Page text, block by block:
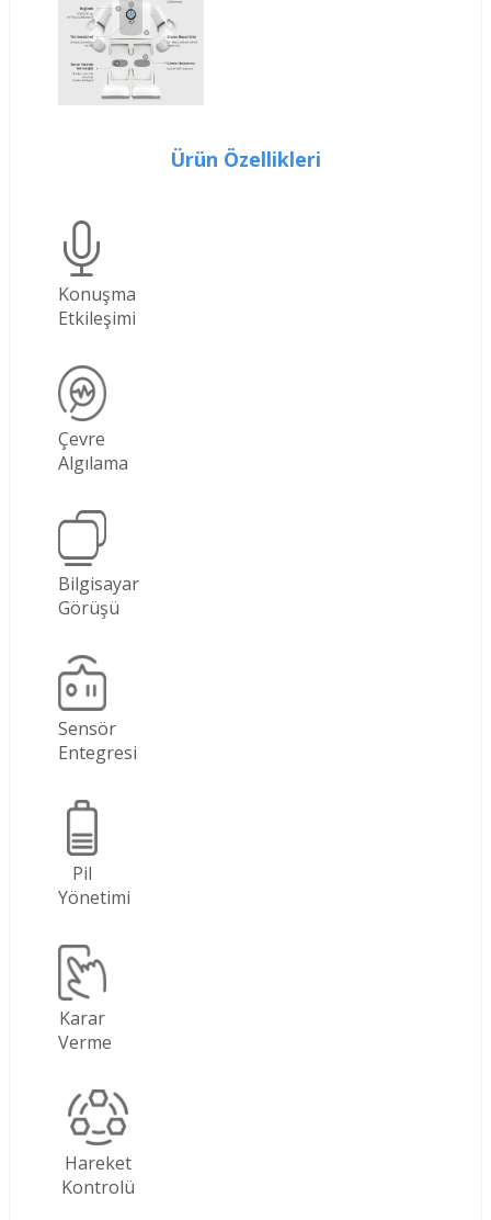
Ürün Özellikleri
Konuşma
Etkileşimi
Çevre
Algılama
Bilgisayar
Görüşü
Sensör
Entegresi
Pil
Yönetimi
Karar
Verme
Hareket
Kontrolü